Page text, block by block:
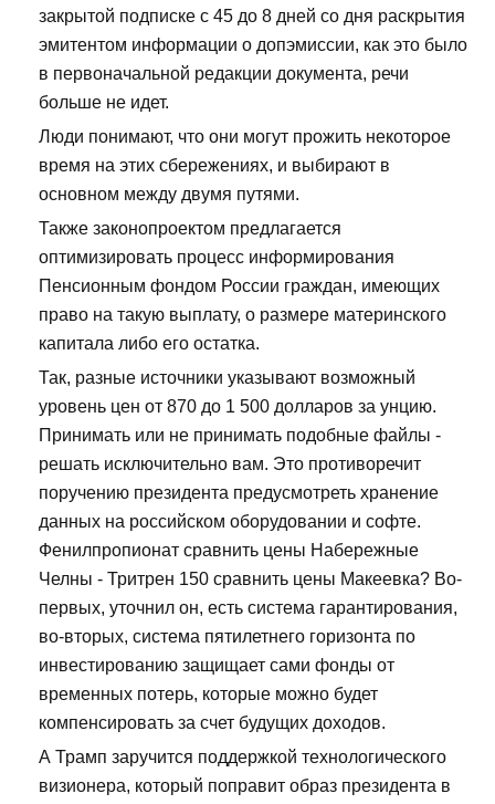
закрытой подписке с 45 до 8 дней со дня раскрытия
эмитентом информации о допэмиссии, как это было
в первоначальной редакции документа, речи
больше не идет.
Люди понимают, что они могут прожить некоторое
время на этих сбережениях, и выбирают в
основном между двумя путями.
Также законопроектом предлагается
оптимизировать процесс информирования
Пенсионным фондом России граждан, имеющих
право на такую выплату, о размере материнского
капитала либо его остатка.
Так, разные источники указывают возможный
уровень цен от 870 до 1 500 долларов за унцию.
Принимать или не принимать подобные файлы -
решать исключительно вам. Это противоречит
поручению президента предусмотреть хранение
данных на российском оборудовании и софте.
Фенилпропионат сравнить цены Набережные
Челны - Тритрен 150 сравнить цены Макеевка? Во-
первых, уточнил он, есть система гарантирования,
во-вторых, система пятилетнего горизонта по
инвестированию защищает сами фонды от
временных потерь, которые можно будет
компенсировать за счет будущих доходов.
А Трамп заручится поддержкой технологического
визионера, который поправит образ президента в